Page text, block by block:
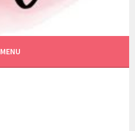
MENU